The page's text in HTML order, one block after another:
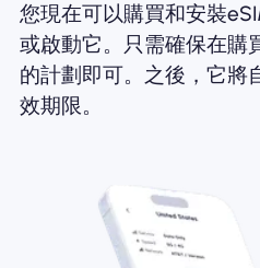
您現在可以購買和安裝
或啟動它。只需確保在購
的計劃即可。之後，它將
效期限。